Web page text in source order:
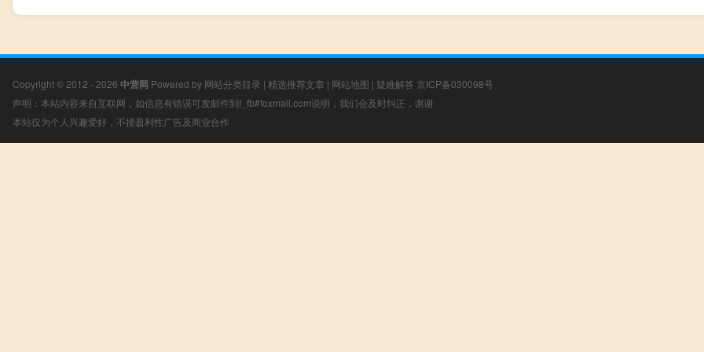
Copyright © 2012 - 2026 中营网 Powered by 网站分类目录 | 精选推荐文章 | 网站地图 | 疑难解答 京ICP备030098号
声明：本站内容来自互联网，如信息有错误可发邮件到f_fb#foxmail.com说明，我们会及时纠正，谢谢
本站仅为个人兴趣爱好，不接盈利性广告及商业合作